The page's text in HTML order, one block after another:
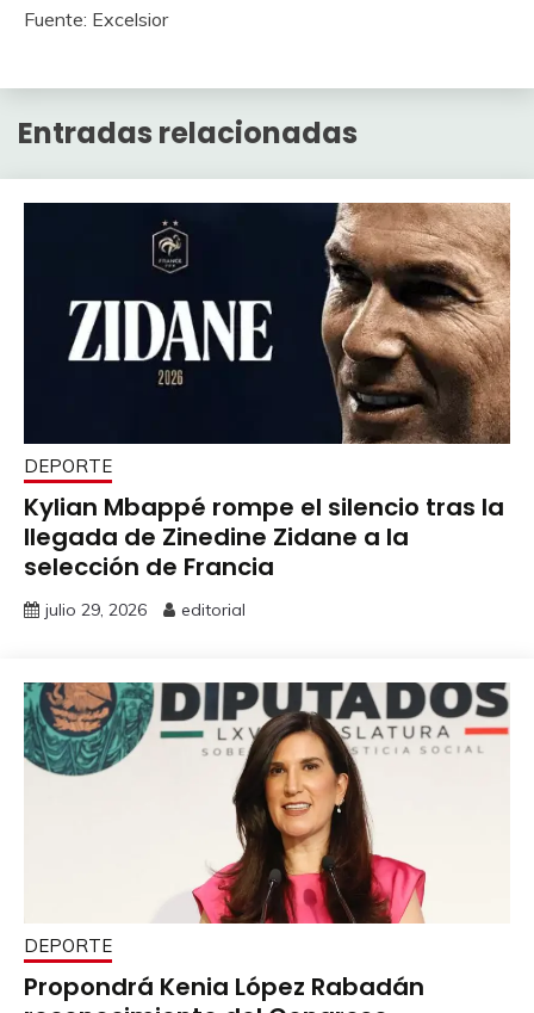
Fuente: Excelsior
Entradas relacionadas
DEPORTE
Kylian Mbappé rompe el silencio tras la
llegada de Zinedine Zidane a la
selección de Francia
julio 29, 2026 editorial
DEPORTE
Propondrá Kenia López Rabadán